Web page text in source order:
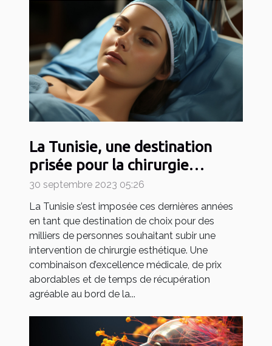
La Tunisie, une destination
prisée pour la chirurgie
esthétique
30 septembre 2023 05:26
La Tunisie s’est imposée ces dernières années
en tant que destination de choix pour des
milliers de personnes souhaitant subir une
intervention de chirurgie esthétique. Une
combinaison d’excellence médicale, de prix
abordables et de temps de récupération
agréable au bord de la...